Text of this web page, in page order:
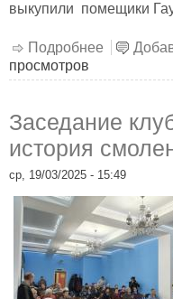
выкупили помещики
Подробнее о
просмотров
Заседание
история
ср, 19/03/2025 - 15:49